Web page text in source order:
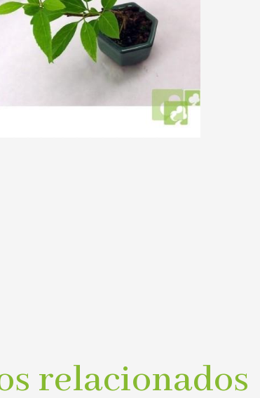
relacionados